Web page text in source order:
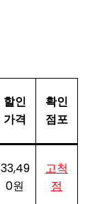
할인
가격
확인
점포
33,49
0원
고척
점